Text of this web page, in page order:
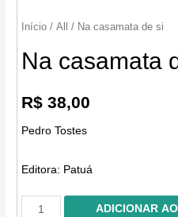
Início /All / Na casamata de si
Na casamata
R$ 38,00
Pedro Tostes
Editora: Patuá
ADICIONAR